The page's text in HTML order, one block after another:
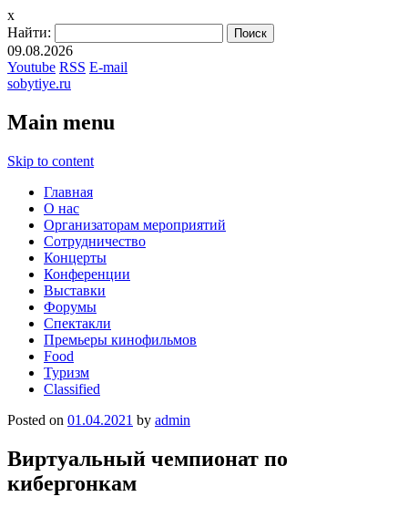
x
Найти:
09.08.2026
Youtube RSS E-mail
sobytiye.ru
Main menu
Skip to content
Главная
О нас
Организаторам мероприятий
Сотрудничество
Концерты
Конференции
Выставки
Форумы
Спектакли
Премьеры кинофильмов
Food
Туризм
Сlassified
Posted on 01.04.2021 by admin
Виртуальный чемпионат по
кибергонкам